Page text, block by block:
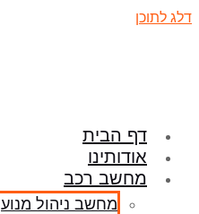
דלג לתוכן
דף הבית
אודותינו
מחשב רכב
מחשב ניהול מנוע